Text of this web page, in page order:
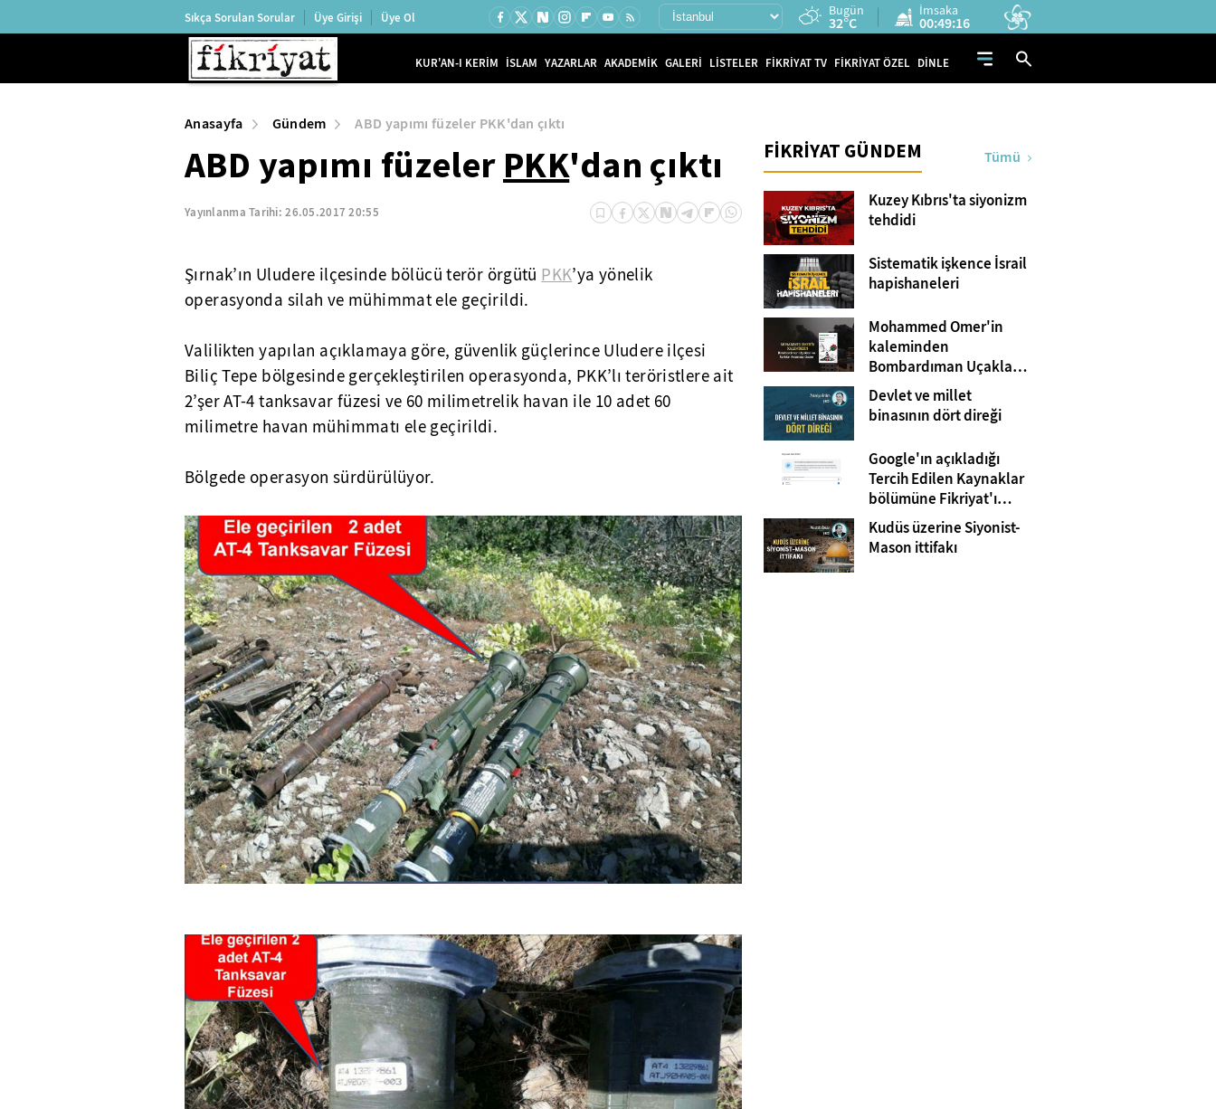
Sıkça Sorulan Sorular Üye Girişi Üye Ol Bugün
32°C
İmsaka
00:49:15
KUR'AN-I KERİM İSLAM YAZARLAR AKADEMİK GALERİ LİSTELER FİKRİYAT TV FİKRİYAT ÖZEL DİNLE
Anasayfa Gündem ABD yapımı füzeler PKK'dan çıktı
ABD yapımı füzeler PKK'dan çıktı
Yayınlanma Tarihi:26.05.2017 20:55
Şırnak’ın Uludere ilçesinde bölücü terör örgütü PKK’ya yönelik
operasyonda silah ve mühimmat ele geçirildi.
Valilikten yapılan açıklamaya göre, güvenlik güçlerince Uludere ilçesi
Biliç Tepe bölgesinde gerçekleştirilen operasyonda, PKK’lı teröristlere ait
2’şer AT-4 tanksavar füzesi ve 60 milimetrelik havan ile 10 adet 60
milimetre havan mühimmatı ele geçirildi.
Bölgede operasyon sürdürülüyor.
FİKRİYAT GÜNDEM Tümü
Kuzey Kıbrıs'ta siyonizm
tehdidi
Sistematik işkence İsrail
hapishaneleri
Mohammed Omer'in
kaleminden
Bombardıman Uçakları
ve Tanklar Arasında
Gazze
Devlet ve millet
binasının dört direği
Google'ın açıkladığı
Tercih Edilen Kaynaklar
bölümüne Fikriyat'ı
eklemeyi unutmayın!
Kudüs üzerine Siyonist-
Mason ittifakı